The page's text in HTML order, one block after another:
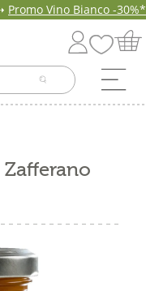
Promo Vino Bianco -30%*